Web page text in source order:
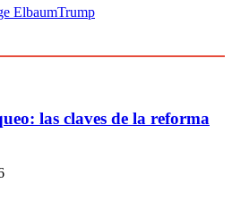
ElbaumTrump
las claves de la reforma